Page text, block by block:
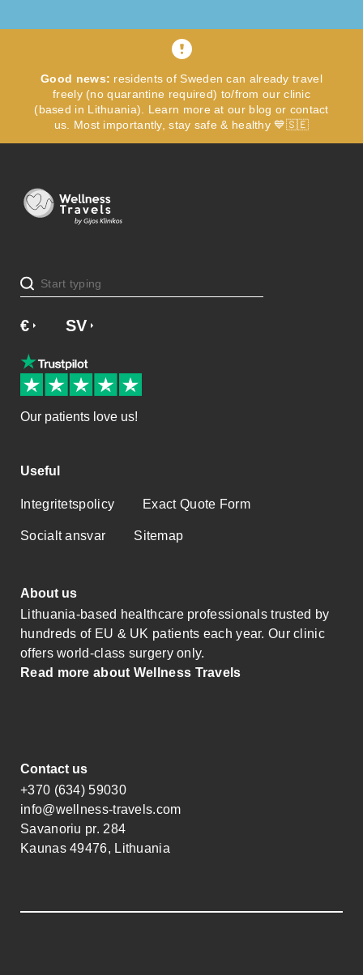
Good news: residents of Sweden can already travel
freely (no quarantine required) to/from our clinic
(based in Lithuania). Learn more at our blog or contact
us. Most importantly, stay safe & healthy 💙🇸🇪
€ SV
Our patients love us!
Useful
Integritetspolicy Exact Quote Form
Socialt ansvar Sitemap
About us
Lithuania-based healthcare professionals trusted by
hundreds of EU & UK patients each year. Our clinic
offers world-class surgery only.
Read more about Wellness Travels
Contact us
+370 (634) 59030
info@wellness-travels.com
Savanoriu pr. 284
Kaunas 49476, Lithuania